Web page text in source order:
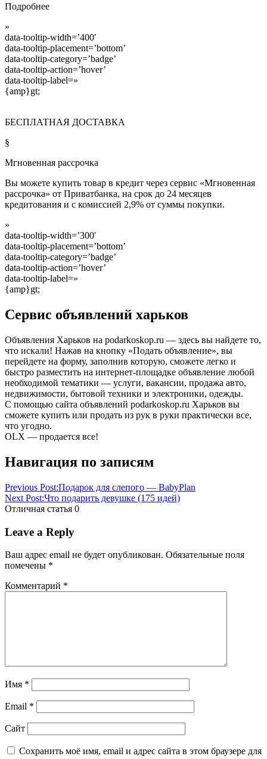
Подробнее
»
data-tooltip-width=’400′
data-tooltip-placement=’bottom’
data-tooltip-category=’badge’
data-tooltip-action=’hover’
data-tooltip-label=»
{amp}gt;
БЕСПЛАТНАЯ ДОСТАВКА
§
Мгновенная рассрочка
Вы можете купить товар в кредит через сервис «Мгновенная
рассрочка» от Приватбанка, на срок до 24 месяцев
кредитования и с комиссией 2,9% от суммы покупки.
»
data-tooltip-width=’300′
data-tooltip-placement=’bottom’
data-tooltip-category=’badge’
data-tooltip-action=’hover’
data-tooltip-label=»
{amp}gt;
Сервис объявлений харьков
Объявления Харьков на podarkoskop.ru — здесь вы найдете то,
что искали! Нажав на кнопку «Подать объявление», вы
перейдете на форму, заполнив которую, сможете легко и
быстро разместить на интернет-площадке объявление любой
необходимой тематики — услуги, вакансии, продажа авто,
недвижимости, бытовой техники и электроники, одежды.
С помощью сайта объявлений podarkoskop.ru Харьков вы
сможете купить или продать из рук в руки практически все,
что угодно.
OLX — продается все!
добавитькаталогподарок
женщине
праздникпоискпредложениеразместитьтоварыукраина
Навигация по записям
Previous Post:Подарок для слепого — BabyPlan
Next Post:Что подарить девушке (175 идей)
Отличная статья 0
Leave a Reply
Ваш адрес email не будет опубликован. Обязательные поля
помечены *
Комментарий *
Имя *
Email *
Сайт
Сохранить моё имя, email и адрес сайта в этом браузере для